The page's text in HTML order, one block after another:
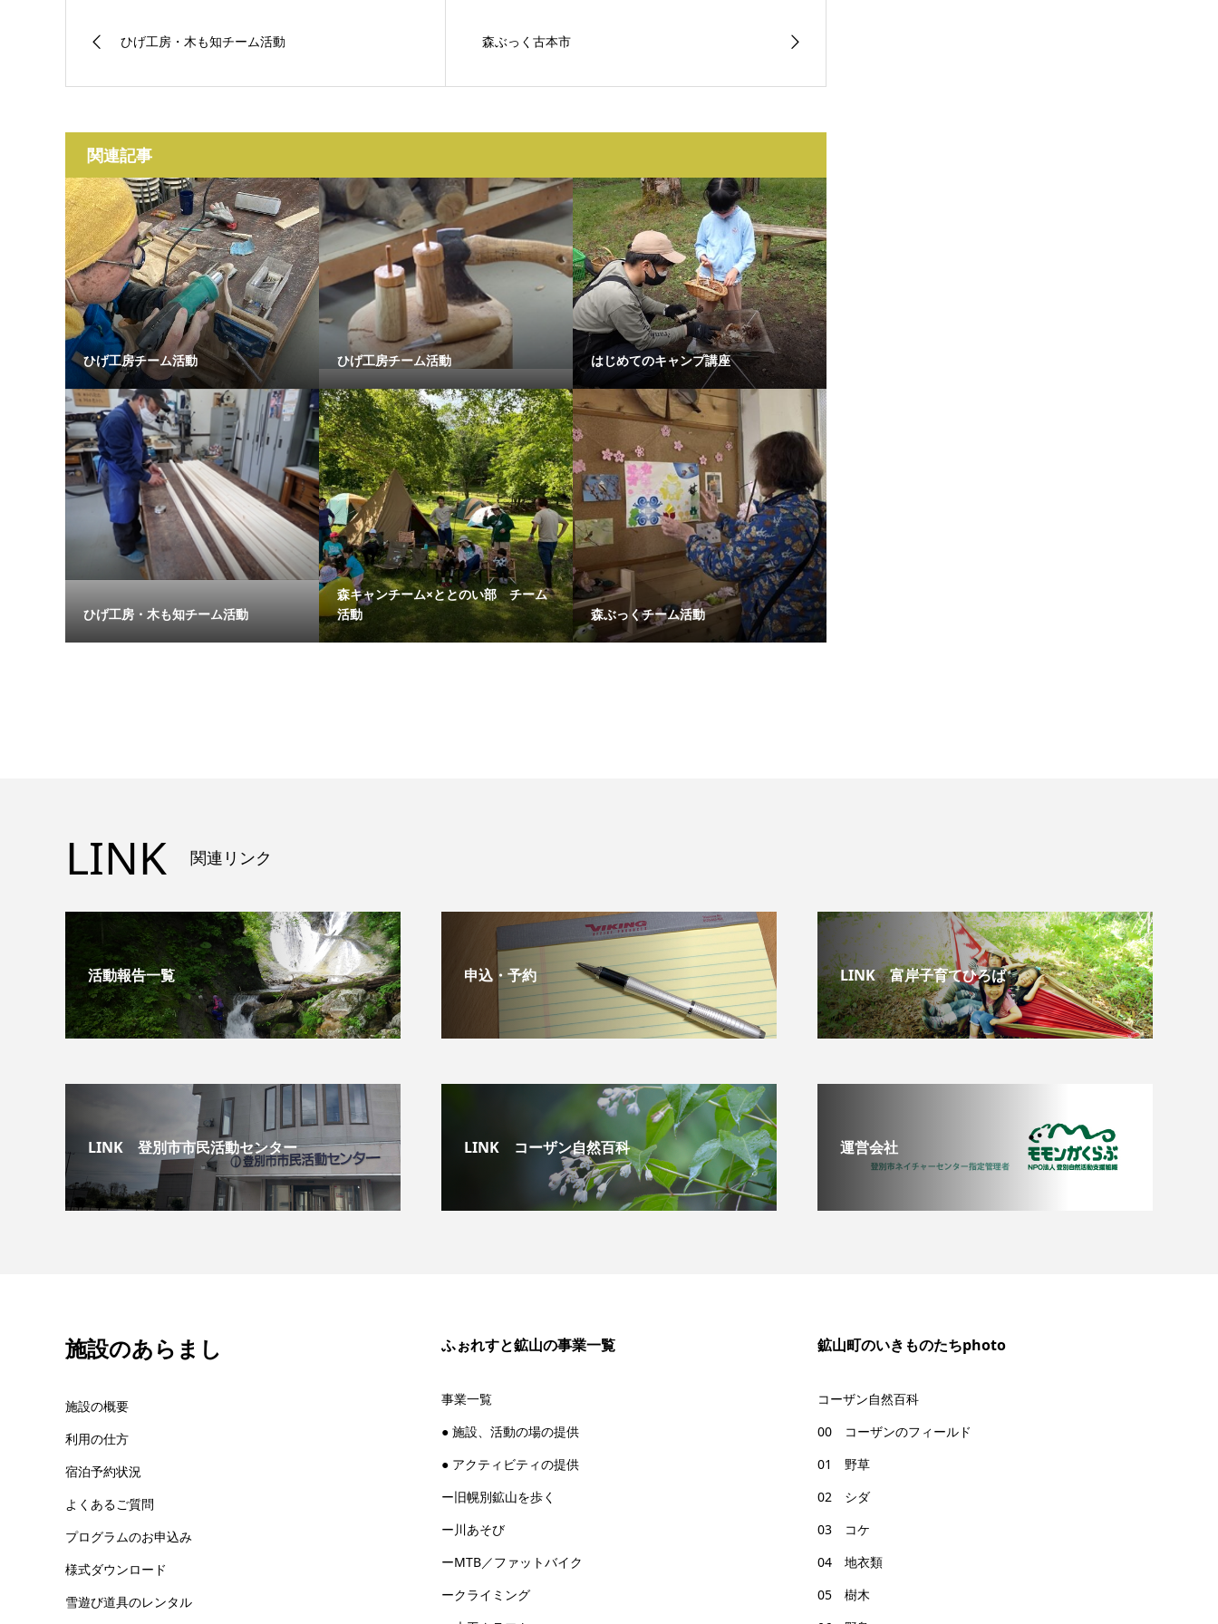
ひげ工房・木も知チーム活動 森ぶっく古本市
関連記事
ひげ工房チーム活動 ひげ工房チーム活動 はじめてのキャンプ講座
ひげ工房・木も知チーム活動
森キャンチーム×ととのい部 チーム
活動
森ぶっくチーム活動
LINK 関連リンク
活動報告一覧 申込・予約 LINK 富岸子育てひろば
LINK 登別市市民活動センター LINK コーザン自然百科 運営会社
施設のあらまし
施設の概要
利用の仕方
宿泊予約状況
よくあるご質問
プログラムのお申込み
様式ダウンロード
雪遊び道具のレンタル
ふぉれすと鉱山の事業一覧
事業一覧
● 施設、活動の場の提供
● アクティビティの提供
ー旧幌別鉱山を歩く
ー川あそび
ーMTB／ファットバイク
ークライミング
鉱山町のいきものたちphoto
コーザン自然百科
00 コーザンのフィールド
01 野草
02 シダ
03 コケ
04 地衣類
05 樹木